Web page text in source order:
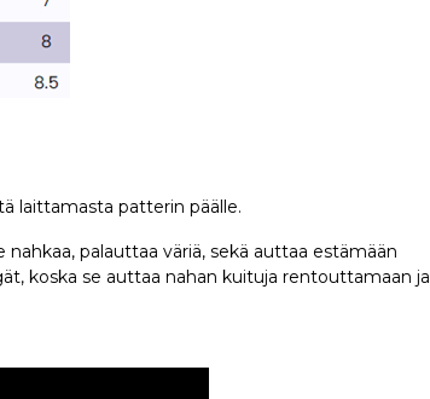
laittamasta patterin päälle.
palauttaa väriä, sekä auttaa estämään
koska se auttaa nahan kuituja rentouttamaan ja